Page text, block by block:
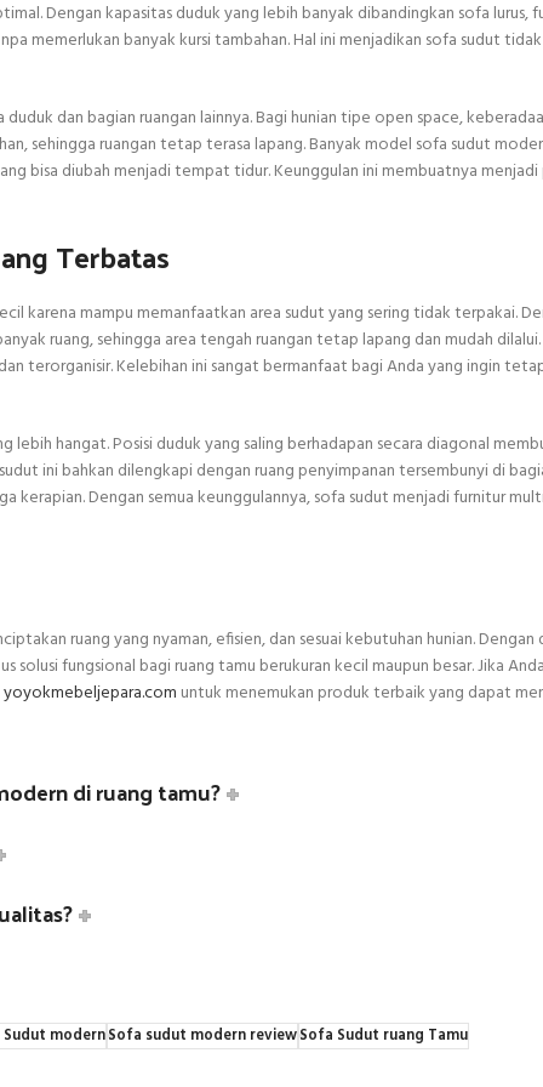
Dengan kapasitas duduk yang lebih banyak dibandingkan sofa lurus,
memerlukan banyak kursi tambahan. Hal ini menjadikan sofa sudut
dan bagian ruangan lainnya. Bagi hunian tipe open space,
sehingga ruangan tetap terasa lapang. Banyak model sofa sudut
bisa diubah menjadi tempat tidur. Keunggulan ini membuatnya menjadi
Terbatas
karena mampu memanfaatkan area sudut yang sering tidak terpakai.
ruang, sehingga area tengah ruangan tetap lapang dan mudah
terorganisir. Kelebihan ini sangat bermanfaat bagi Anda yang ingin
lebih hangat. Posisi duduk yang saling berhadapan secara diagonal
ini bahkan dilengkapi dengan ruang penyimpanan tersembunyi di
kerapian. Dengan semua keunggulannya, sofa sudut menjadi furnitur
ruang yang nyaman, efisien, dan sesuai kebutuhan hunian. Dengan
fungsional bagi ruang tamu berukuran kecil maupun besar. Jika
yoyokmebeljepara.com untuk menemukan produk terbaik yang dapat
di ruang tamu?
modernSofa sudut modern reviewSofa Sudut ruang Tamu